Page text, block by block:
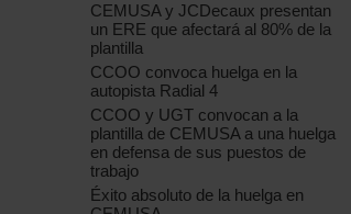
CEMUSA y JCDecaux presentan
un ERE que afectará al 80% de la
plantilla
CCOO convoca huelga en la
autopista Radial 4
CCOO y UGT convocan a la
plantilla de CEMUSA a una huelga
en defensa de sus puestos de
trabajo
Éxito absoluto de la huelga en